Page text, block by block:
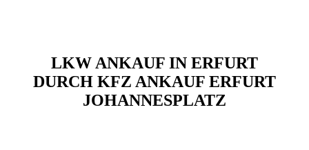
LKW ANKAUF IN ERFURT
DURCH KFZ ANKAUF ERFURT
JOHANNESPLATZ